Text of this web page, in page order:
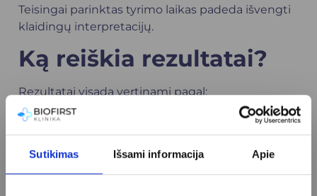
Sutikimas Išsami informacija Apie
Teisingai parinktas tyrimo laikas padeda išvengti
klaidingų interpretacijų.
Ką reiškia rezultatai?
Rezultatai visada vertinami pagal:
amžių,
lytį,
tyrimo laiką,